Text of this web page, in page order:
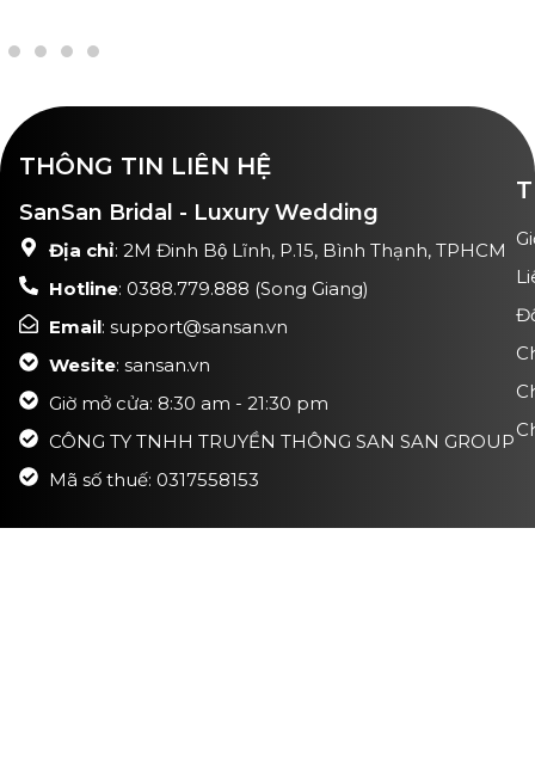
THÔNG TIN LIÊN HỆ
SanSan Bridal - Luxury Wedding
Địa chỉ: 2M Đinh Bộ Lĩnh, P.15, Bình Thạnh, TPHCM
Hotline: 0388.779.888 (Song Giang)
Email: support@sansan.vn
Wesite: sansan.vn
Giờ mở cửa: 8:30 am - 21:30 pm
CÔNG TY TNHH TRUYỀN THÔNG SAN SAN GROUP
Mã số thuế: 0317558153